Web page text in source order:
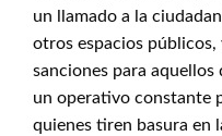
un llamado a la
otros espacios públicos,
sanciones para aquellos
un operativo constante
quienes tiren basura en